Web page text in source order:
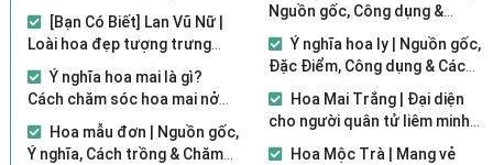
2021
Nguồn gốc, Công dụng &
Cách trồng
[Bạn Có Biết] Lan Vũ Nữ |
Loài hoa đẹp tượng trưng
cho sự may mắn
Ý nghĩa hoa ly | Nguồn gốc,
Đặc Điểm, Công dụng & Cách
trồng
Ý nghĩa hoa mai là gì?
Cách chăm sóc hoa mai nở
đẹp vào ngày Tết
Hoa Mai Trắng | Đại diện
cho người quân tử liêm minh,
chính trực
Hoa mẫu đơn | Nguồn gốc,
Ý nghĩa, Cách trồng & Chăm
Hoa Mộc Trà | Mang vẻ